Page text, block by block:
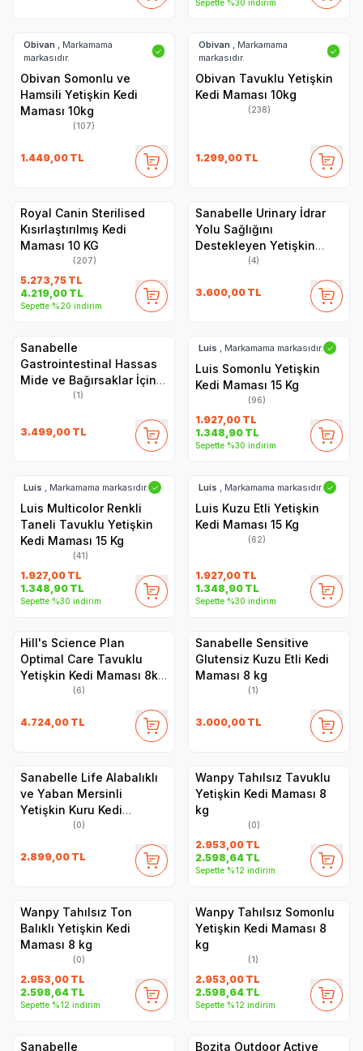
Sepette %30 indirim
Obivan , Markamama
markasıdır.
✓
Obivan Somonlu ve
Hamsili Yetişkin Kedi
Maması 10kg
(107)
1.449,00 TL
Obivan , Markamama
markasıdır.
✓
Obivan Tavuklu Yetişkin
Kedi Maması 10kg
(238)
1.299,00 TL
Royal Canin Sterilised
Kısırlaştırılmış Kedi
Maması 10 KG
(207)
5.273,75 TL
4.219,00 TL
Sepette %20 indirim
Sanabelle Urinary İdrar
Yolu Sağlığını
Destekleyen Yetişkin
Kuru Kedi Maması 8 Kg
(4)
3.600,00 TL
Sanabelle
Gastrointestinal Hassas
Mide ve Bağırsaklar İçin
Özel Formül Kedi Maması
(1)
3.499,00 TL
Luis , Markamama markasıdır. ✓
Luis Somonlu Yetişkin
Kedi Maması 15 Kg
(96)
1.927,00 TL
1.348,90 TL
Sepette %30 indirim
Luis , Markamama markasıdır. ✓
Luis Multicolor Renkli
Taneli Tavuklu Yetişkin
Kedi Maması 15 Kg
(41)
1.927,00 TL
1.348,90 TL
Sepette %30 indirim
Luis , Markamama markasıdır. ✓
Luis Kuzu Etli Yetişkin
Kedi Maması 15 Kg
(62)
1.927,00 TL
1.348,90 TL
Sepette %30 indirim
Hill's Science Plan
Optimal Care Tavuklu
Yetişkin Kedi Maması 8kg
+ 2kg HEDİYE!
(6)
4.724,00 TL
Sanabelle Sensitive
Glutensiz Kuzu Etli Kedi
Maması 8 kg
(1)
3.000,00 TL
Sanabelle Life Alabalıklı
ve Yaban Mersinli
Yetişkin Kuru Kedi
Maması 8 Kg
(0)
2.899,00 TL
Wanpy Tahılsız Tavuklu
Yetişkin Kedi Maması 8
kg
(0)
2.953,00 TL
2.598,64 TL
Sepette %12 indirim
Wanpy Tahılsız Ton
Balıklı Yetişkin Kedi
Maması 8 kg
(0)
2.953,00 TL
2.598,64 TL
Sepette %12 indirim
Wanpy Tahılsız Somonlu
Yetişkin Kedi Maması 8
kg
(1)
2.953,00 TL
2.598,64 TL
Sepette %12 indirim
Sanabelle
Bozita Outdoor Active